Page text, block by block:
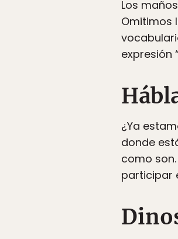
Los
Omitimos
expresión
¿Ya
donde
como
participar